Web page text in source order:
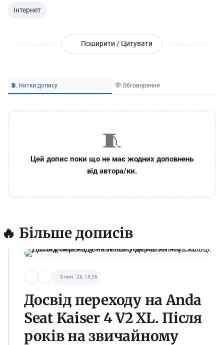
Інтернет
Поширити / Цитувати
🧵 Нитки допису 💬 Обговорення
🧵
Цей допис поки що не має жодних доповнень
від автора/ки.
🔥 Більше дописів
3 лип. '26, 15:26
Досвід переходу на Anda
Seat Kaiser 4 V2 XL. Після
років на звичайному